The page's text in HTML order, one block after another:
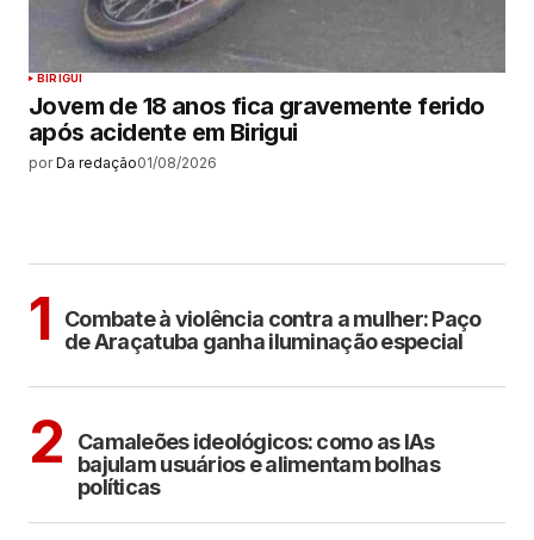
BIRIGUI
Jovem de 18 anos fica gravemente ferido
após acidente em Birigui
por Da redação01/08/2026
1
Combate à violência contra a mulher: Paço
de Araçatuba ganha iluminação especial
2
Camaleões ideológicos: como as IAs
bajulam usuários e alimentam bolhas
políticas